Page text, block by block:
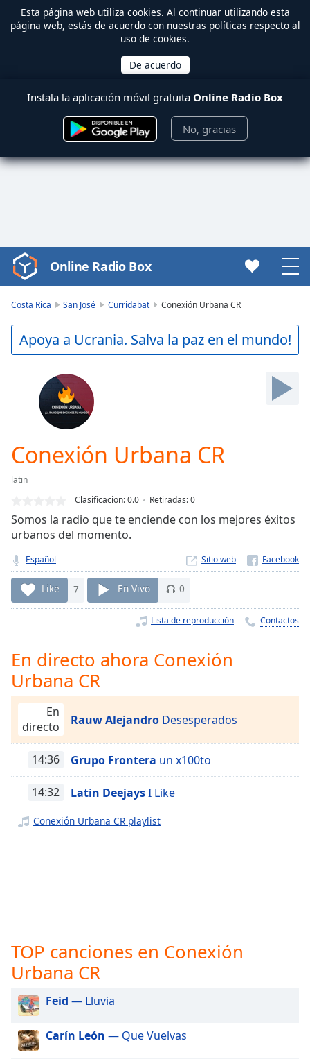
Esta página web utiliza cookies. Al continuar utilizando esta
página web, estás de acuerdo con nuestras políticas respecto al
uso de cookies.
Instala la aplicación móvil gratuita Online Radio Box
No, gracias
Video
Player
Play
Video
Backward
Current
Time0:00
0.00%
Stream
Seek to
live,
currently
behind
liveLIVE
Playback
Chapters
Chapters
Descriptions
descriptions
subtitles
settings
dialog
subtitles
off
Audio
Online Radio Box
Costa Rica San José Curridabat Conexión Urbana CR
Apoya a Ucrania. Salva la paz en el mundo!
Conexión Urbana CR
latin
Clasificacion:0.0 Retiradas:0
Somos la radio que te enciende con los mejores éxitos
urbanos del momento.
Español Sitio web
Like 7 En Vivo 0
Lista de reproducción Contactos
En directo ahora Conexión
Urbana CR
En
directo
Rauw Alejandro Desesperados
14:36 Grupo Frontera un x100to
14:32 Latin DeejaysI Like
Conexión Urbana CR playlist
TOP canciones en Conexión
Urbana CR
Feid — Lluvia
Carín León — Que Vuelvas